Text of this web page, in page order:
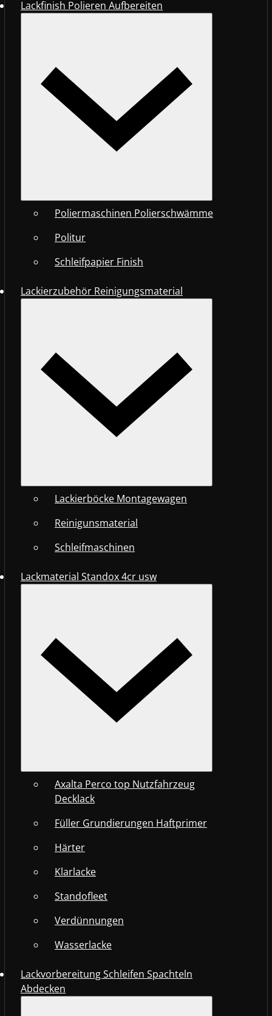
Lackfinish Polieren Aufbereiten
Poliermaschinen Polierschwämme
Politur
Schleifpapier Finish
Lackierzubehör Reinigungsmaterial
Lackierböcke Montagewagen
Reinigunsmaterial
Schleifmaschinen
Lackmaterial Standox 4cr usw
Axalta Perco top Nutzfahrzeug
Decklack
Füller Grundierungen Haftprimer
Härter
Klarlacke
Standofleet
Verdünnungen
Wasserlacke
Lackvorbereitung Schleifen Spachteln
Abdecken